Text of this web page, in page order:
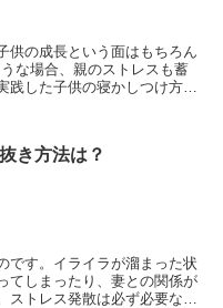
供の成長という面はもちろん
な場合、親のストレスも蓄
践した子供の寝かしつけ方法
き方法は？
です。イライラが溜まった状
てしまったり、妻との関係が
トレス発散は必ず必要なの